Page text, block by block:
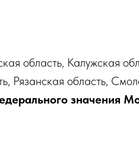
область, Калужская
Рязанская область,
значения